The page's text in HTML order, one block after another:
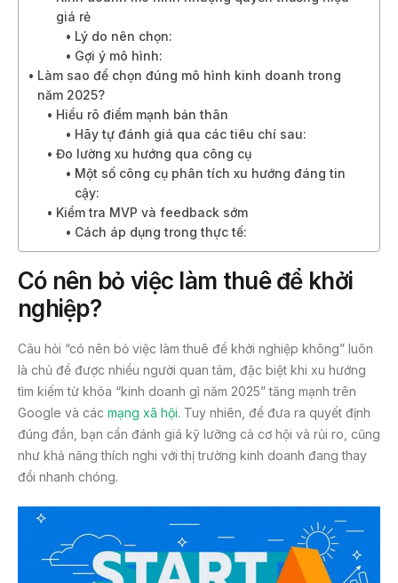
giá rẻ
Lý do nên chọn:
Gợi ý mô hình:
Làm sao để chọn đúng mô hình kinh doanh trong
năm 2025?
Hiểu rõ điểm mạnh bản thân
Hãy tự đánh giá qua các tiêu chí sau:
Đo lường xu hướng qua công cụ
Một số công cụ phân tích xu hướng đáng tin
cậy:
Kiểm tra MVP và feedback sớm
Cách áp dụng trong thực tế:
Có nên bỏ việc làm thuê để khởi
nghiệp?
Câu hỏi “có nên bỏ việc làm thuê để khởi nghiệp không” luôn
là chủ đề được nhiều người quan tâm, đặc biệt khi xu hướng
tìm kiếm từ khóa “kinh doanh gì năm 2025” tăng mạnh trên
Google và các mạng xã hội. Tuy nhiên, để đưa ra quyết định
đúng đắn, bạn cần đánh giá kỹ lưỡng cả cơ hội và rủi ro, cũng
như khả năng thích nghi với thị trường kinh doanh đang thay
đổi nhanh chóng.